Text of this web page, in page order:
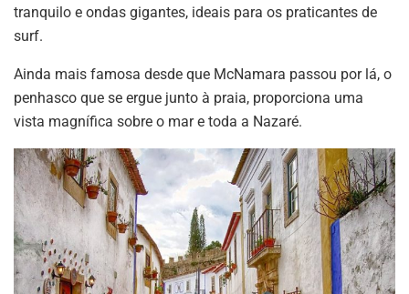
tranquilo e ondas gigantes, ideais para os praticantes de
surf.
Ainda mais famosa desde que McNamara passou por lá, o
penhasco que se ergue junto à praia, proporciona uma
vista magnífica sobre o mar e toda a Nazaré.